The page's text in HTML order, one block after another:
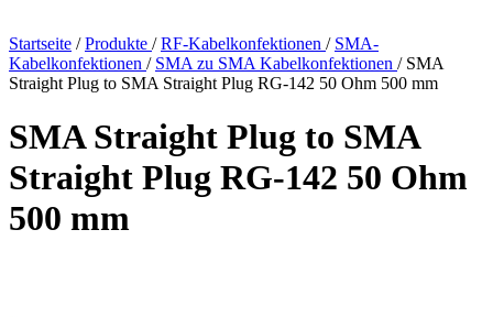
Startseite / Produkte / RF-Kabelkonfektionen / SMA-
Kabelkonfektionen / SMA zu SMA Kabelkonfektionen / SMA
Straight Plug to SMA Straight Plug RG-142 50 Ohm 500 mm
SMA Straight Plug to SMA
Straight Plug RG-142 50 Ohm
500 mm